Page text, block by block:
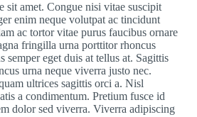
sit amet. Congue nisi vitae suscipit
enim neque volutpat ac tincidunt
ac tortor vitae purus faucibus ornare
fringilla urna porttitor rhoncus
semper eget duis at tellus at. Sagittis
urna neque viverra justo nec.
ultrices sagittis orci a. Nisl
a condimentum. Pretium fusce id
dolor sed viverra. Viverra adipiscing